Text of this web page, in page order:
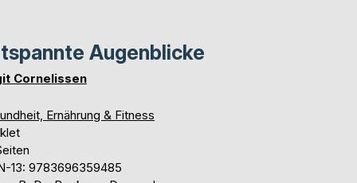
Augenblicke
Cornelissen
Ernährung & Fitness
13: 9783696359485